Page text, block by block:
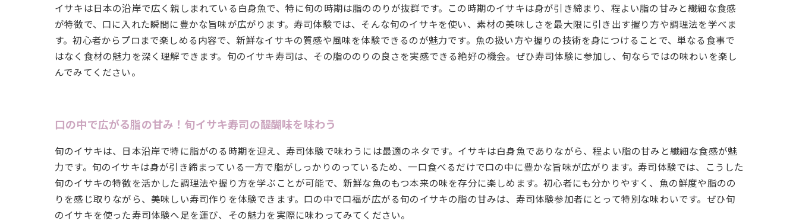
イサキは日本の沿岸で広く親しまれている白身魚で、特に旬の時期は脂ののりが抜群です。この時期のイサキは身が引き締まり、程よい脂の甘みと繊細な食感
が特徴で、口に入れた瞬間に豊かな旨味が広がります。寿司体験では、そんな旬のイサキを使い、素材の美味しさを最大限に引き出す握り方や調理法を学べま
す。初心者からプロまで楽しめる内容で、新鮮なイサキの質感や風味を体験できるのが魅力です。魚の扱い方や握りの技術を身につけることで、単なる食事で
はなく食材の魅力を深く理解できます。旬のイサキ寿司は、その脂ののりの良さを実感できる絶好の機会。ぜひ寿司体験に参加し、旬ならではの味わいを楽し
んでみてください。
口の中で広がる脂の甘み！旬イサキ寿司の醍醐味を味わう
旬のイサキは、日本沿岸で特に脂がのる時期を迎え、寿司体験で味わうには最適のネタです。イサキは白身魚でありながら、程よい脂の甘みと繊細な食感が魅
力です。旬のイサキは身が引き締まっている一方で脂がしっかりのっているため、一口食べるだけで口の中に豊かな旨味が広がります。寿司体験では、こうした
旬のイサキの特徴を活かした調理法や握り方を学ぶことが可能で、新鮮な魚のもつ本来の味を存分に楽しめます。初心者にも分かりやすく、魚の鮮度や脂のの
りを感じ取りながら、美味しい寿司作りを体験できます。口の中で口福が広がる旬のイサキの脂の甘みは、寿司体験参加者にとって特別な味わいです。ぜひ旬
のイサキを使った寿司体験へ足を運び、その魅力を実際に味わってみてください。